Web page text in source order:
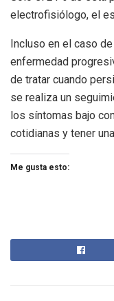
electrofisiólogo, el
Incluso en el caso
enfermedad
de tratar cuando
se realiza un
los síntomas bajo
cotidianas y tener
Me gusta esto: